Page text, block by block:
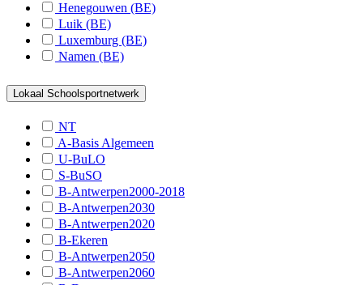
S-Heusden
S-Bilzen
S-St.-Truiden
S-Hasselt
S-Genk
S-Maaseik
S-Tongeren
S-Lanaken
S-Bree
S-Maasmechelen
Henegouwen (BE)
Luik (BE)
Luxemburg (BE)
Namen (BE)
Lokaal Schoolsportnetwerk
NT
A-Basis Algemeen
U-BuLO
S-BuSO
B-Antwerpen2000-2018
B-Antwerpen2030
B-Antwerpen2020
B-Ekeren
B-Antwerpen2050
B-Antwerpen2060